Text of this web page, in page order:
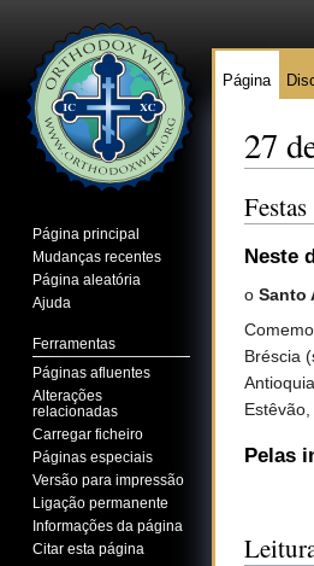
27
Festas
Neste
o Santo
Bréscia
Pelas
Página
Página principal
Mudanças recentes
Página aleatória
Ajuda
Ferramentas
Páginas afluentes
Alterações
relacionadas
Carregar ficheiro
Páginas especiais
Versão para impressão
Ligação permanente
Informações da página
Citar esta página